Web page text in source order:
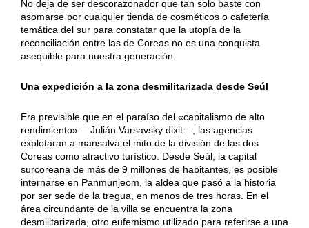
No deja de ser descorazonador que tan solo baste con
asomarse por cualquier tienda de cosméticos o cafetería
temática del sur para constatar que la utopía de la
reconciliación entre las de Coreas no es una conquista
asequible para nuestra generación.
Una expedición a la zona desmilitarizada desde Seúl
Era previsible que en el paraíso del «capitalismo de alto
rendimiento» —Julián Varsavsky dixit—, las agencias
explotaran a mansalva el mito de la división de las dos
Coreas como atractivo turístico. Desde Seúl, la capital
surcoreana de más de 9 millones de habitantes, es posible
internarse en Panmunjeom, la aldea que pasó a la historia
por ser sede de la tregua, en menos de tres horas. En el
área circundante de la villa se encuentra la zona
desmilitarizada, otro eufemismo utilizado para referirse a una